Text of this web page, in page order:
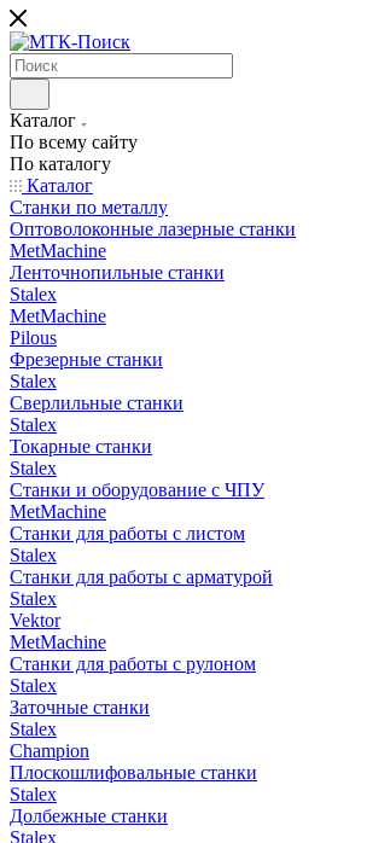
Каталог
По всему сайту
По каталогу
Каталог
Станки по металлу
Оптоволоконные лазерные станки
MetMachine
Ленточнопильные станки
Stalex
MetMachine
Pilous
Фрезерные станки
Stalex
Сверлильные станки
Stalex
Токарные станки
Stalex
Станки и оборудование с ЧПУ
MetMachine
Станки для работы с листом
Stalex
Станки для работы с арматурой
Stalex
Vektor
MetMachine
Станки для работы с рулоном
Stalex
Заточные станки
Stalex
Champion
Плоскошлифовальные станки
Stalex
Долбежные станки
Stalex